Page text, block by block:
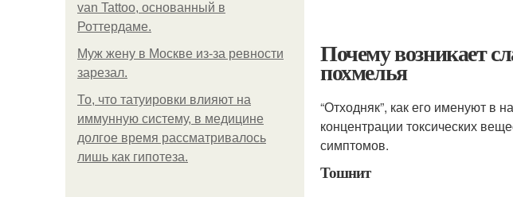
van Tattoo, основанный в
Роттердаме.
Mуж жену в Москве из-за ревности
зарезал.
То, что татуировки влияют на
иммунную систему, в медицине
долгое время рассматривалось
лишь как гипотеза.
Почему возникает
похмелья
“Отходняк”, как его именуют в
концентрации токсических
симптомов.
Тошнит